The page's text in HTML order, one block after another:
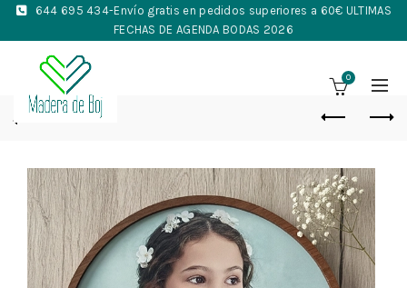
644 695 434-Envío gratis en pedidos superiores a 60€ ULTIMAS
FECHAS DE AGENDA BODAS 2026
0